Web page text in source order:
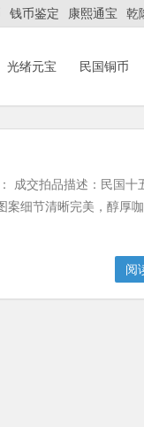
钱币鉴定 康熙通宝 乾
光绪元宝 民国铜币
成交拍品描述：民国十
案细节清晰完美，醇厚
阅